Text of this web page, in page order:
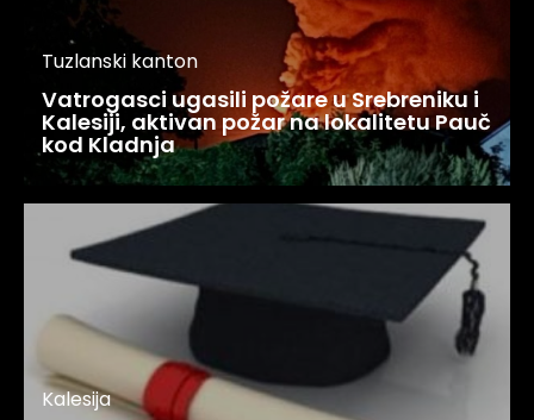
Tuzlanski kanton
Vatrogasci ugasili požare u Srebreniku i
Kalesiji, aktivan požar na lokalitetu Pauč
kod Kladnja
Kalesija